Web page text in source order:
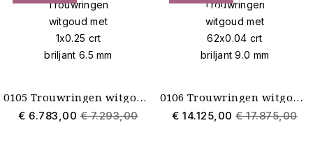
0105 Trouwringen witgoud met 1x0.25 crt briljant 6.5 mm
€ 6.783,00 € 7.293,00
€ 3.750,00
0106 Trouwringen witgoud met 62x0.04 crt briljant 9.0 mm
€ 14.125,00 € 17.875,00